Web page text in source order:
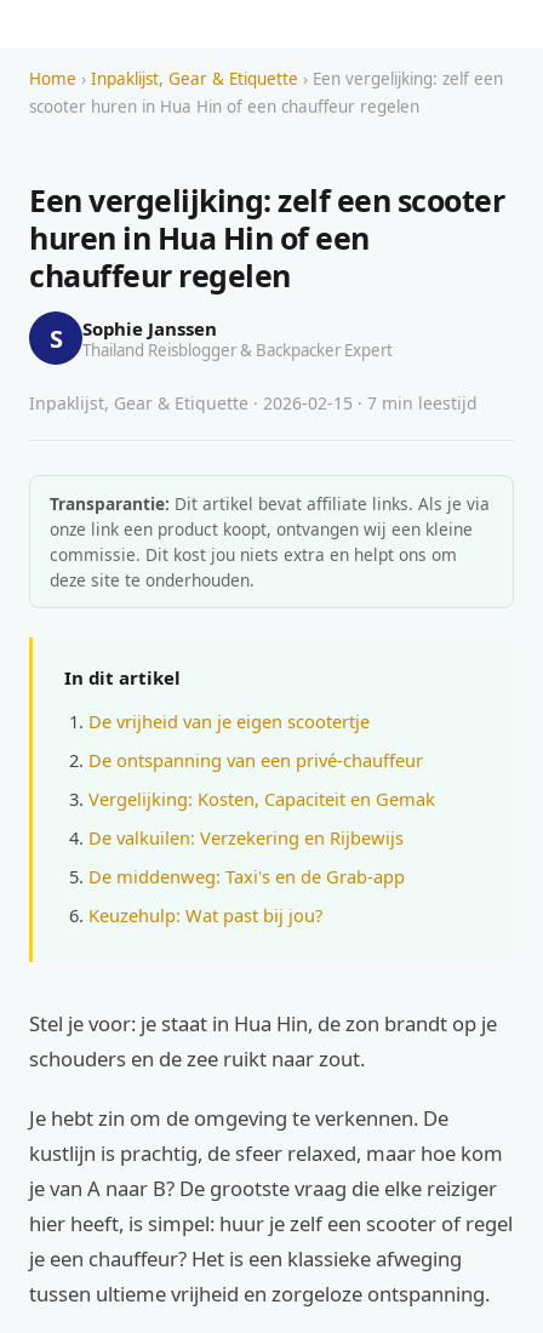
Home › Inpaklijst, Gear & Etiquette › Een vergelijking: zelf een
scooter huren in Hua Hin of een chauffeur regelen
Een vergelijking: zelf een scooter
huren in Hua Hin of een
chauffeur regelen
S Sophie Janssen
Thailand Reisblogger & Backpacker Expert
Inpaklijst, Gear & Etiquette · 2026-02-15 · 7 min leestijd
Transparantie: Dit artikel bevat affiliate links. Als je via
onze link een product koopt, ontvangen wij een kleine
commissie. Dit kost jou niets extra en helpt ons om
deze site te onderhouden.
In dit artikel
De vrijheid van je eigen scootertje
De ontspanning van een privé-chauffeur
Vergelijking: Kosten, Capaciteit en Gemak
De valkuilen: Verzekering en Rijbewijs
De middenweg: Taxi's en de Grab-app
Keuzehulp: Wat past bij jou?
Stel je voor: je staat in Hua Hin, de zon brandt op je
schouders en de zee ruikt naar zout.
Je hebt zin om de omgeving te verkennen. De
kustlijn is prachtig, de sfeer relaxed, maar hoe kom
je van A naar B? De grootste vraag die elke reiziger
hier heeft, is simpel: huur je zelf een scooter of regel
je een chauffeur? Het is een klassieke afweging
tussen ultieme vrijheid en zorgeloze ontspanning.